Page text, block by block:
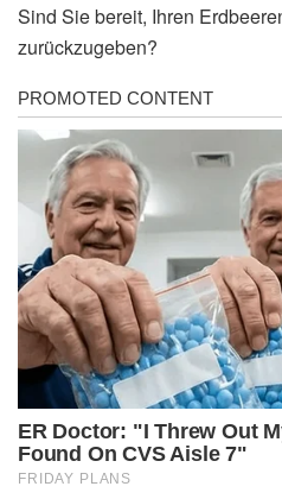
Sind Sie bereit, Ihren
zurückzugeben?